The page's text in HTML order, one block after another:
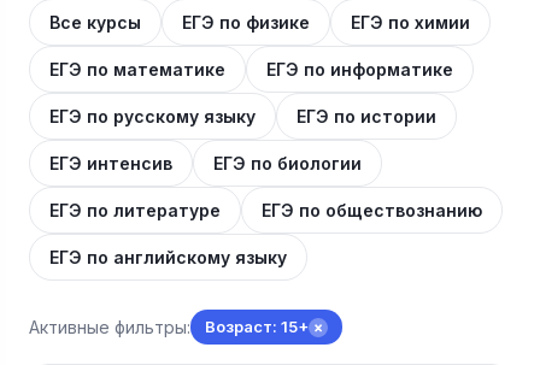
Все курсы ЕГЭ по физике ЕГЭ по химии
ЕГЭ по математике ЕГЭ по информатике
ЕГЭ по русскому языку ЕГЭ по истории
ЕГЭ интенсив ЕГЭ по биологии
ЕГЭ по литературе ЕГЭ по обществознанию
ЕГЭ по английскому языку
Активные фильтры: Возраст: 15+ ×